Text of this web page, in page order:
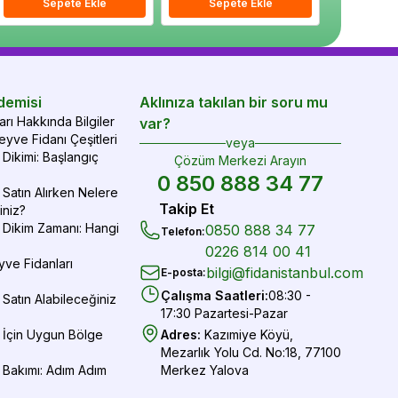
Sepete Ekle Sepete Ekle
Sepete Ekle Sepete Ekle
Hakkında Bilgiler
Fidanı Çeşitleri
Başlangıç
Alırken Nelere
Zamanı: Hangi
Fidanları
Alabileceğiniz
İçin Uygun Bölge
Adım Adım
Aklınıza takılan bir soru mu
var?
veya
Çözüm Merkezi Arayın
0 850 888 34 77
Takip Et
Telefon:0850 888 34 77
0226 814 00 41
E-posta:bilgi@fidanistanbul.com
Çalışma Saatleri:08:30 -
17:30 Pazartesi-Pazar
Adres: Kazımiye Köyü,
Mezarlık Yolu Cd. No:18, 77100
Merkez Yalova